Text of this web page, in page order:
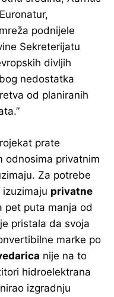
podnijele
Sekreterijatu
divljih
nedostatka
od planiranih
prate
odnosima privatnim
Za potrebe
privatne
pet puta manja od
pristala da svoja
marke po
nije na to
hidroelektrana
izgradnju